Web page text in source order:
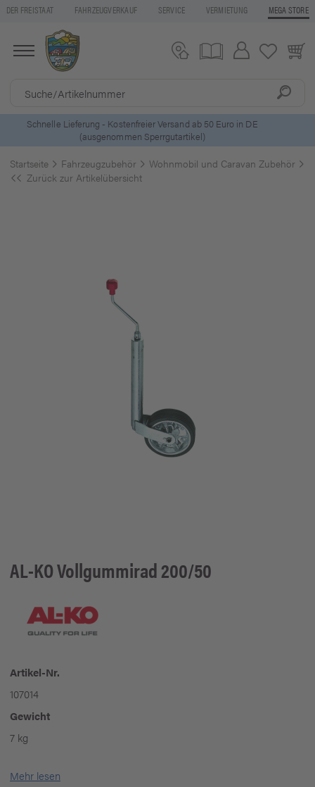
DER FREISTAAT FAHRZEUGVERKAUF SERVICE VERMIETUNG MEGA STORE
5 Euro Gutschein* bei Newsletter-Anmeldung
Startseite Fahrzeugzubehör Wohnmobil und Caravan Zubehör
Zurück zur Artikelübersicht
AL-KOVollgummirad 200/50
Artikel-Nr.
107014
Gewicht
7 kg
Mehr lesen